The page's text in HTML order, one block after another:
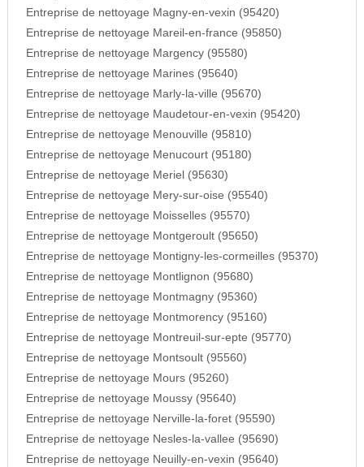
Entreprise de nettoyage Magny-en-vexin (95420)
Entreprise de nettoyage Mareil-en-france (95850)
Entreprise de nettoyage Margency (95580)
Entreprise de nettoyage Marines (95640)
Entreprise de nettoyage Marly-la-ville (95670)
Entreprise de nettoyage Maudetour-en-vexin (95420)
Entreprise de nettoyage Menouville (95810)
Entreprise de nettoyage Menucourt (95180)
Entreprise de nettoyage Meriel (95630)
Entreprise de nettoyage Mery-sur-oise (95540)
Entreprise de nettoyage Moisselles (95570)
Entreprise de nettoyage Montgeroult (95650)
Entreprise de nettoyage Montigny-les-cormeilles (95370)
Entreprise de nettoyage Montlignon (95680)
Entreprise de nettoyage Montmagny (95360)
Entreprise de nettoyage Montmorency (95160)
Entreprise de nettoyage Montreuil-sur-epte (95770)
Entreprise de nettoyage Montsoult (95560)
Entreprise de nettoyage Mours (95260)
Entreprise de nettoyage Moussy (95640)
Entreprise de nettoyage Nerville-la-foret (95590)
Entreprise de nettoyage Nesles-la-vallee (95690)
Entreprise de nettoyage Neuilly-en-vexin (95640)